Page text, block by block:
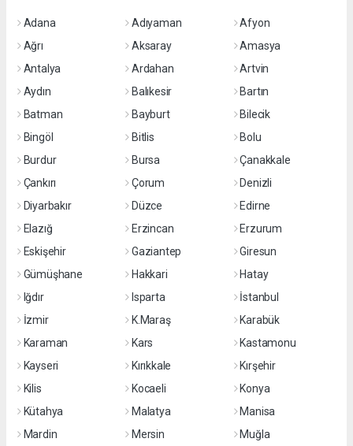
Adana Adıyaman
Afyon
Ağrı
Aksaray
Amasya
Antalya
Ardahan
Artvin
Aydın
Balıkesir
Bartın
Batman
Bayburt
Bilecik
Bingöl
Bitlis
Bolu
Burdur
Bursa
Çanakkale
Çankırı
Çorum
Denizli
Diyarbakır
Düzce
Edirne
Elazığ
Erzincan
Erzurum
Eskişehir
Gaziantep
Giresun
Gümüşhane
Hakkari
Hatay
Iğdır
Isparta
İstanbul
İzmir
K.Maraş
Karabük
Karaman
Kars
Kastamonu
Kayseri
Kırıkkale
Kırşehir
Kilis
Kocaeli
Konya
Kütahya
Malatya
Manisa
Mardin
Mersin Muğla